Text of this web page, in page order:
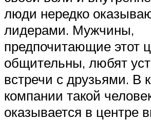
люди нередко
лидерами. Мужчины,
предпочитающие этот
общительны, любят
встречи с друзьями. В
компании такой
оказывается в центре